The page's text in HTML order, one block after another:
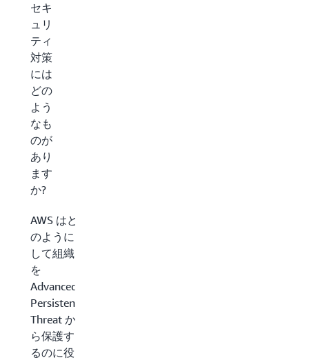
セキ
ュリ
ティ
対策
には
どの
よう
なも
のが
あり
ます
か?
AWS はど
のように
して組織
を
Advanced
Persistent
Threat か
ら保護す
るのに役